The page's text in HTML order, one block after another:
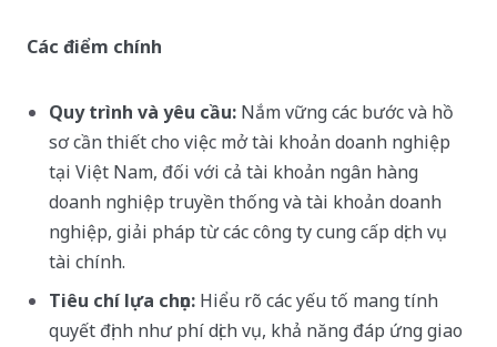
Các điểm chính
Quy trình và yêu cầu: Nắm vững các bước và hồ
sơ cần thiết cho việc mở tài khoản doanh nghiệp
tại Việt Nam, đối với cả tài khoản ngân hàng
doanh nghiệp truyền thống và tài khoản doanh
nghiệp, giải pháp từ các công ty cung cấp dịch vụ
tài chính.
Tiêu chí lựa chọn: Hiểu rõ các yếu tố mang tính
quyết định như phí dịch vụ, khả năng đáp ứng giao